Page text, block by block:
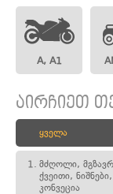
A, A1
აირჩიეთ
ყველა
1. მძღოლი,
ქვეითი, ნიშნები,
კონვეცია